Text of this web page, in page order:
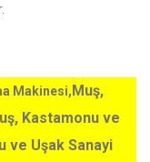
Makinesi,Muş,
Kastamonu ve
ve Uşak Sanayi